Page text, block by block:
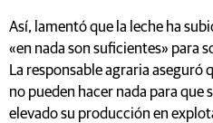
Así, lamentó que la leche ha
«en nada son suficientes» para
La responsable agraria aseguró
no pueden hacer nada para que
elevado su producción en